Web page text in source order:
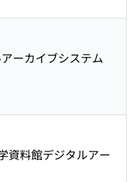
ーカイブシステム
資料館デジタルアー